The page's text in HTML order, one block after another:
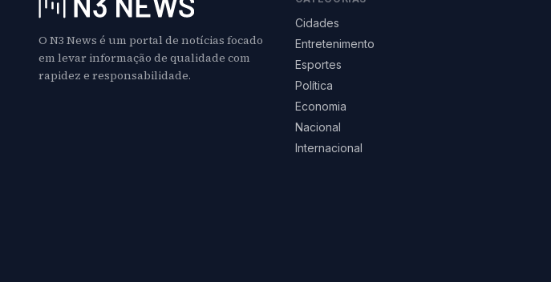
O N3 News é um portal de notícias focado
em levar informação de qualidade com
rapidez e responsabilidade.
Cidades
Entretenimento
Esportes
Política
Economia
Nacional
Internacional